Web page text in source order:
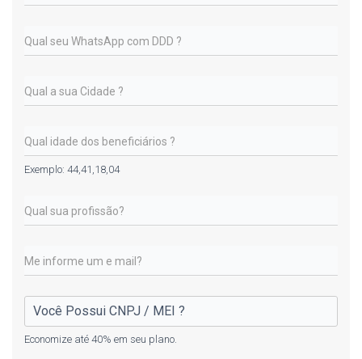
Exemplo: 44,41,18,04
Economize até 40% em seu plano.